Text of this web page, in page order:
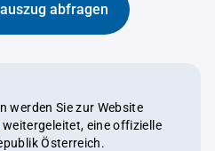
abfragen
werden Sie zur Website
weitergeleitet, eine offizielle
Österreich.